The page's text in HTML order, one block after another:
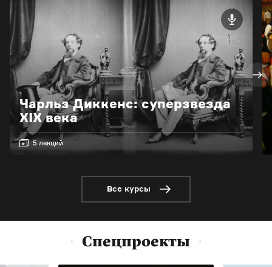
Чарльз Диккенс: суперзвезда
XIX века
5 лекций
Все курсы
Спецпроекты